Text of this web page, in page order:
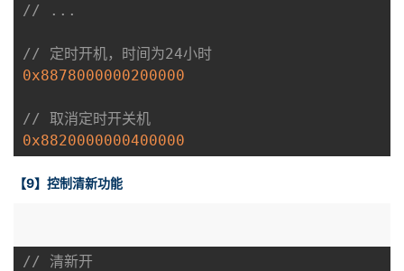
// ...
// 定时开机，时间为24小时
0x8878000000200000
// 取消定时开关机
0x8820000000400000
【9】控制清新功能
// 清新开